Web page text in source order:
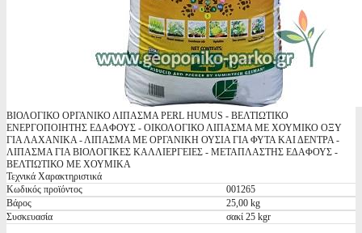
ΒΙΟΛΟΓΙΚΟ ΟΡΓΑΝΙΚΟ ΛΙΠΑΣΜΑ PERL HUMUS - ΒΕΛΤΙΩΤΙΚΟ
ΕΝΕΡΓΟΠΟΙΗΤΗΣ ΕΔΑΦΟΥΣ - ΟΙΚΟΛΟΓΙΚΟ ΛΙΠΑΣΜΑ ME ΧΟΥΜΙΚΟ ΟΞΥ
ΓΙΑ ΛΑΧΑΝΙΚΑ - ΛΙΠΑΣΜΑ ΜΕ ΟΡΓΑΝΙΚΗ ΟΥΣΙΑ ΓΙΑ ΦΥΤΑ ΚΑΙ ΔΕΝΤΡΑ -
ΛΙΠΑΣΜΑ ΓΙΑ ΒΙΟΛΟΓΙΚΕΣ ΚΑΛΛΙΕΡΓΕΙΕΣ - ΜΕΤΑΠΛΑΣΤΗΣ ΕΔΑΦΟΥΣ -
ΒΕΛΤΙΩΤΙΚΟ ΜΕ ΧΟΥΜΙΚΑ
Τεχνικά Χαρακτηριστικά
Κωδικός προϊόντος
001265
Βάρος
25,00 kg
Συσκευασία
σακί 25 kgr